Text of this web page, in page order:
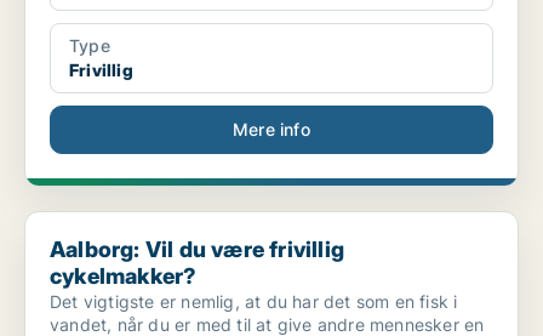
Type
Frivillig
Mere info
Aalborg: Vil du være frivillig cykelmakker?
Aalborg: Vil du være frivillig
cykelmakker?
Det vigtigste er nemlig, at du har det som en fisk i
vandet, når du er med til at give andre mennesker en